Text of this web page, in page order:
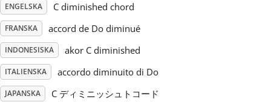
Svenska
Tiếng Việt
ENGELSKA C diminished chord
FRANSKA accord de Do diminué
INDONESISKA akor C diminished
ITALIENSKA accordo diminuito di Do
JAPANSKA C ディミニッシュトコード